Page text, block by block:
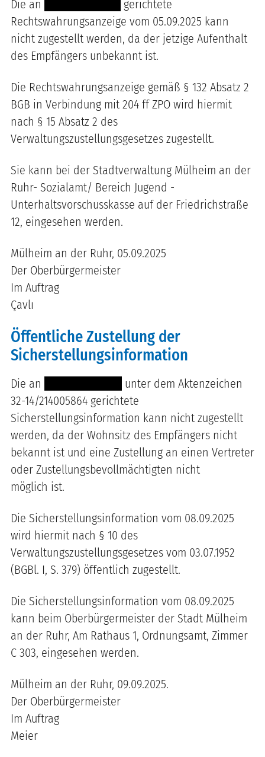
Die an
gerichtete
Rechtswahrungsanzeige vom 05.09.2025 kann
nicht zugestellt werden, da der jetzige Aufenthalt
des Empfängers unbekannt ist.
Die Rechtswahrungsanzeige gemäß § 132 Absatz 2
BGB in Verbindung mit 204 ff ZPO wird hiermit
nach § 15 Absatz 2 des
Verwaltungszustellungsgesetzes zugestellt.
Sie kann bei der Stadtverwaltung Mülheim an der
Ruhr- Sozialamt/ Bereich Jugend -
Unterhaltsvorschusskasse auf der Friedrichstraße
12, eingesehen werden.
Mülheim an der Ruhr, 05.09.2025
Der Oberbürgermeister
Im Auftrag
Çavlı
Öffentliche Zustellung der
Sicherstellungsinformation
Die an
unter dem Aktenzeichen
32-14/214005864 gerichtete
Sicherstellungsinformation kann nicht zugestellt
werden, da der Wohnsitz des Empfängers nicht
bekannt ist und eine Zustellung an einen Vertreter
oder Zustellungsbevollmächtigten nicht
möglich ist.
Die Sicherstellungsinformation vom 08.09.2025
wird hiermit nach § 10 des
Verwaltungszustellungsgesetzes vom 03.07.1952
(BGBl. I, S. 379) öffentlich zugestellt.
Die Sicherstellungsinformation vom 08.09.2025
kann beim Oberbürgermeister der Stadt Mülheim
an der Ruhr, Am Rathaus 1, Ordnungsamt, Zimmer
C 303, eingesehen werden.
Mülheim an der Ruhr, 09.09.2025.
Der Oberbürgermeister
Im Auftrag
Meier